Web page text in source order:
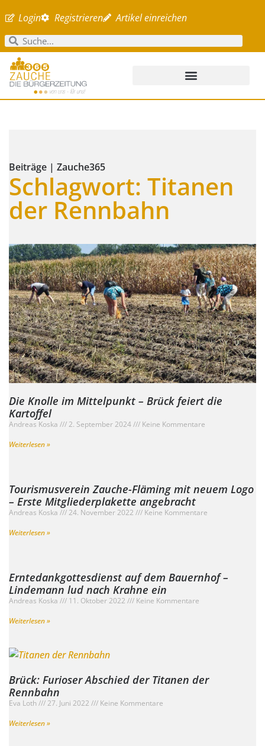
Login Registrieren Artikel einreichen
Beiträge | Zauche365
Schlagwort: Titanen
der Rennbahn
Die Knolle im Mittelpunkt – Brück feiert die
Kartoffel
Andreas Koska 2. September 2024
Keine Kommentare
Weiterlesen »
Tourismusverein Zauche-Fläming mit neuem Logo
– Erste Mitgliederplakette angebracht
Andreas Koska 24. November 2022
Keine Kommentare
Weiterlesen »
Erntedankgottesdienst auf dem Bauernhof –
Lindemann lud nach Krahne ein
Andreas Koska 11. Oktober 2022
Keine Kommentare
Weiterlesen »
Brück: Furioser Abschied der Titanen der
Rennbahn
Eva Loth 27. Juni 2022
Keine Kommentare
Weiterlesen »